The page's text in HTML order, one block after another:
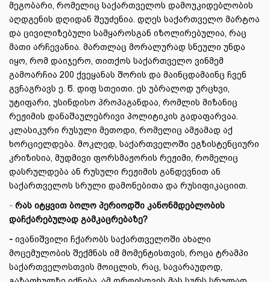
მეგობარი, რომელიც საქართველოს დამოუკიდებლობის
აღდგენის დღიდან შეუძენია. დღეს საქართველო მარტოა
და ცივილიზებული სამყაროსგან იზოლირებულია, რაც
მათი არჩევანია. მართლაც მორალურად სნეული უნდა
იყო, რომ დაიჯერო, თითქოს საქართველო ვინმემ
გამოარჩია 200 ქვეყანას შორის და მაინცდამაინც ჩვენ
გვჩაგრავს ე. წ. დიფ სთეითი. ეს უბრალოდ ურცხვი,
უტიფარი, უსინდისო პროპაგანდაა, რომლის მიზანიც
რეჟიმის დანაშაულებრივი პოლიტიკის გადაფარვაა.
კლასიკური რუსული მეთოდი, რომელიც ამჟამად აქ
ხორციელდება. მოკლედ, საქართველოში ეგზისტენციური
კრიზისია, მუდმივი ფორსმაჟორის რეჟიმი, რომელიც
დასრულდება ან რუსული რეჟიმის განდევნით ან
საქართველოს სრული დამონებითა და რუსიფიკაციით.
- რას იტყვით ბოლო პერიოდში კანონმდებლობის
დაჩქარებულად გამკაცრებაზე?
- ივანიშვილი ჩქარობს საქართველოში ახალი
მოცემულობის შექმნას იმ მომენტისთვის, როცა ტრამპი
საქართველოსთვის მოიცლის, რაც, სავარაუდოდ,